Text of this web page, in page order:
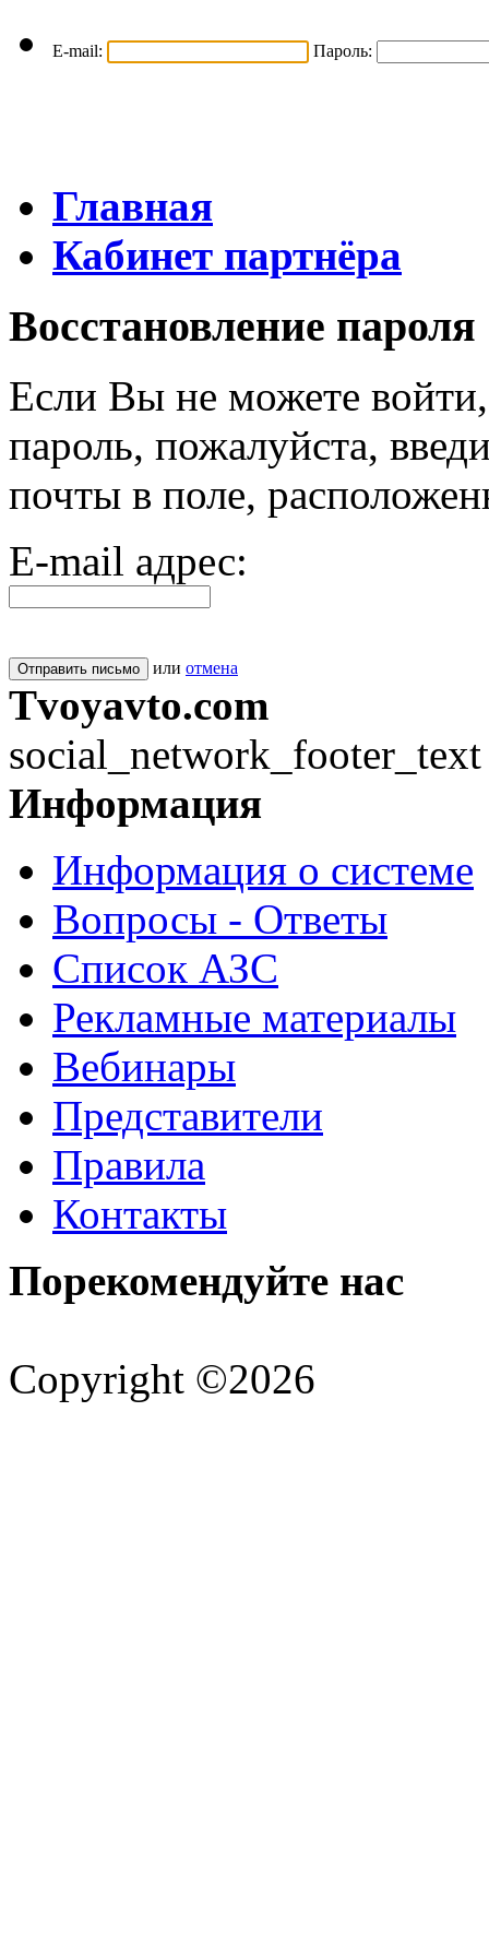
E-mail: Пароль:
Главная
Кабинет партнёра
Восстановление пароля
Если Вы не можете
пароль, пожалуйста,
почты в поле,
E-mail адрес:
Отправить письмо или отмена
Tvoyavto.com
social_network_footer_text
Информация
Информация о системе
Вопросы - Ответы
Список АЗС
Рекламные материалы
Вебинары
Представители
Правила
Контакты
Порекомендуйте нас
Copyright ©2026